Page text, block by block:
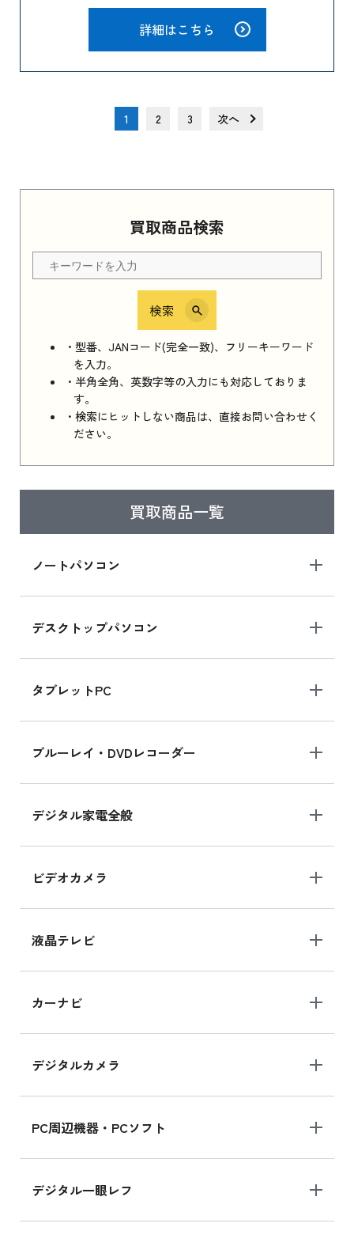
買取商品検索
検索
・型番、JANコード(完全一致)、フリーキーワード
を入力。
・半角全角、英数字等の入力にも対応しておりま
す。
・検索にヒットしない商品は、直接お問い合わせく
ださい。
買取商品一覧
ノートパソコン
デスクトップパソコン
タブレットPC
ブルーレイ・DVDレコーダー
デジタル家電全般
ビデオカメラ
液晶テレビ
カーナビ
デジタルカメラ
PC周辺機器・PCソフト
デジタル一眼レフ
詳細はこちら
1 2 3 次へ